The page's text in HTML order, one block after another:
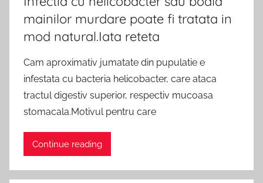
mainilor murdare poate fi tratata in
mod natural.Iata reteta
Cam aproximativ jumatate din pupulatie e
infestata cu bacteria helicobacter, care ataca
tractul digestiv superior, respectiv mucoasa
stomacala.Motivul pentru care
Continue reading